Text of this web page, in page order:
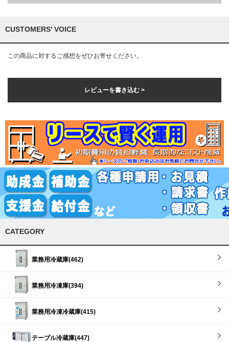
CUSTOMERS' VOICE
この商品に対するご感想をぜひお寄せください。
レビューを書き込む >
CATEGORY
業務用冷蔵庫(462)
業務用冷凍庫(394)
業務用冷凍冷蔵庫(415)
テーブル冷蔵庫(447)